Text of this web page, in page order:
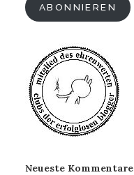
ABONNIEREN
Neueste Kommentare